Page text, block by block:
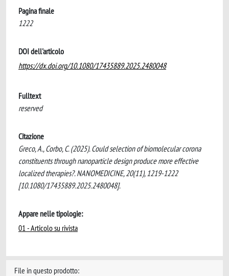
Pagina finale
1222
DOI dell'articolo
https://dx.doi.org/10.1080/17435889.2025.2480048
Fulltext
reserved
Citazione
Greco, A., Corbo, C. (2025). Could selection of biomolecular corona
constituents through nanoparticle design produce more effective
localized therapies?. NANOMEDICINE, 20(11), 1219-1222
[10.1080/17435889.2025.2480048].
Appare nelle tipologie:
01 - Articolo su rivista
File in questo prodotto: